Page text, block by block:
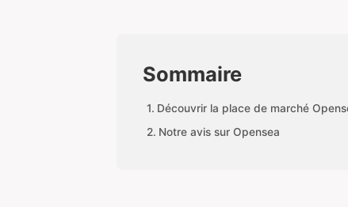
Sommaire
Découvrir la place de marché
Notre avis sur Opensea